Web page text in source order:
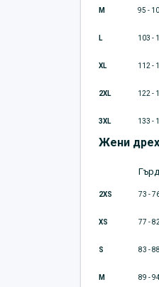
M 95 -
L 103 -
XL 112 -
2XL 122 -
3XL 133 -
Жени
2XS 73 -
XS 77 -
S 83 - 88
M 89 - 94